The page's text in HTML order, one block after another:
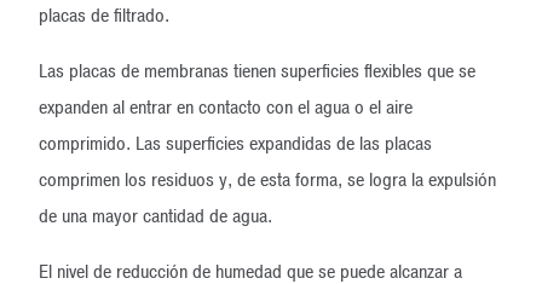
placas de filtrado.
Las placas de membranas tienen superficies flexibles que se
expanden al entrar en contacto con el agua o el aire
comprimido. Las superficies expandidas de las placas
comprimen los residuos y, de esta forma, se logra la expulsión
de una mayor cantidad de agua.
El nivel de reducción de humedad que se puede alcanzar a